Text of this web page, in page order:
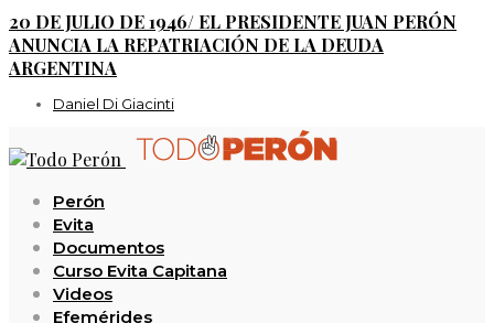
20 DE JULIO DE 1946/ EL PRESIDENTE JUAN PERÓN
ANUNCIA LA REPATRIACIÓN DE LA DEUDA
ARGENTINA
Daniel Di Giacinti
Perón
Evita
Documentos
Curso Evita Capitana
Videos
Efemérides